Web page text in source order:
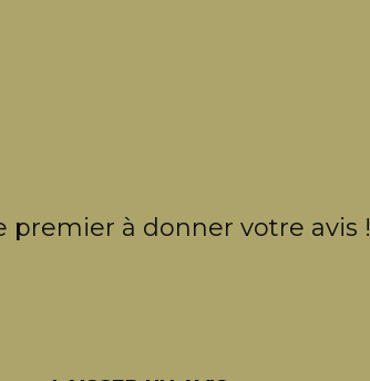
premier à donner votre avis !